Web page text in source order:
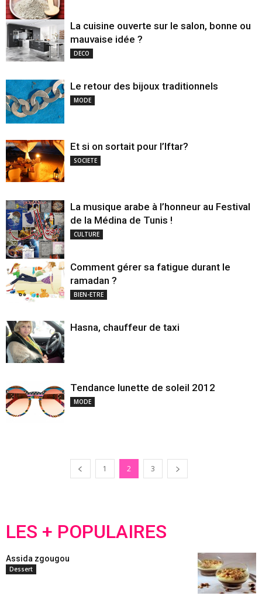
La cuisine ouverte sur le salon, bonne ou
mauvaise idée ?
DECO
Le retour des bijoux traditionnels
MODE
Et si on sortait pour l’Iftar?
SOCIETE
La musique arabe à l’honneur au Festival
de la Médina de Tunis !
CULTURE
Comment gérer sa fatigue durant le
ramadan ?
BIEN-ETRE
Hasna, chauffeur de taxi
Tendance lunette de soleil 2012
MODE
1 2 3
LES + POPULAIRES
Assida zgougou
Dessert